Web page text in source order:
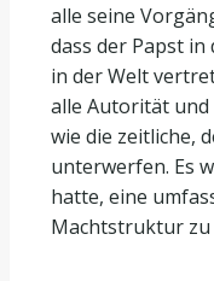
alle seine
dass der Papst
in der Welt
alle Autorität und
wie die zeitliche,
unterwerfen. Es
hatte, eine
Machtstruktur zu